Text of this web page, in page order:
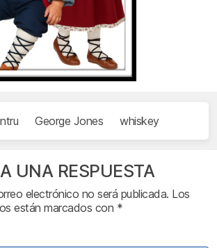
George Jones whiskey
UNA RESPUESTA
electrónico no será publicada. Los
están marcados con *